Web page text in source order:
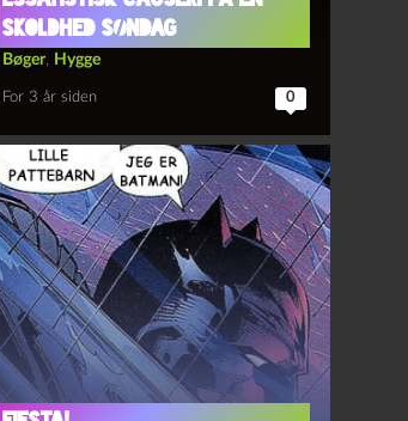
skoldhed søndag
Bøger, Hygge
For 3 år siden 0